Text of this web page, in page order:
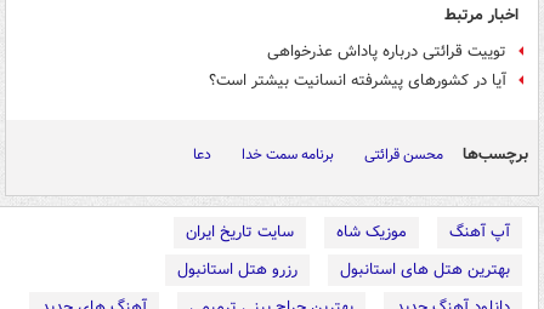
اخبار مرتبط
توییت قرائتی درباره پاداش عذرخواهی
آیا در کشورهای پیشرفته انسانیت بیشتر است؟
برچسب‌ها محسن قرائتی برنامه سمت خدا دعا
آپ آهنگ موزیک شاه
سایت تاریخ ایران
بهترین هتل های استانبول
رزرو هتل استانبول